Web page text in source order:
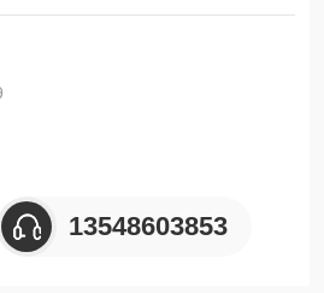
0.1% FS，能精准将机械位移转换成
13548603853